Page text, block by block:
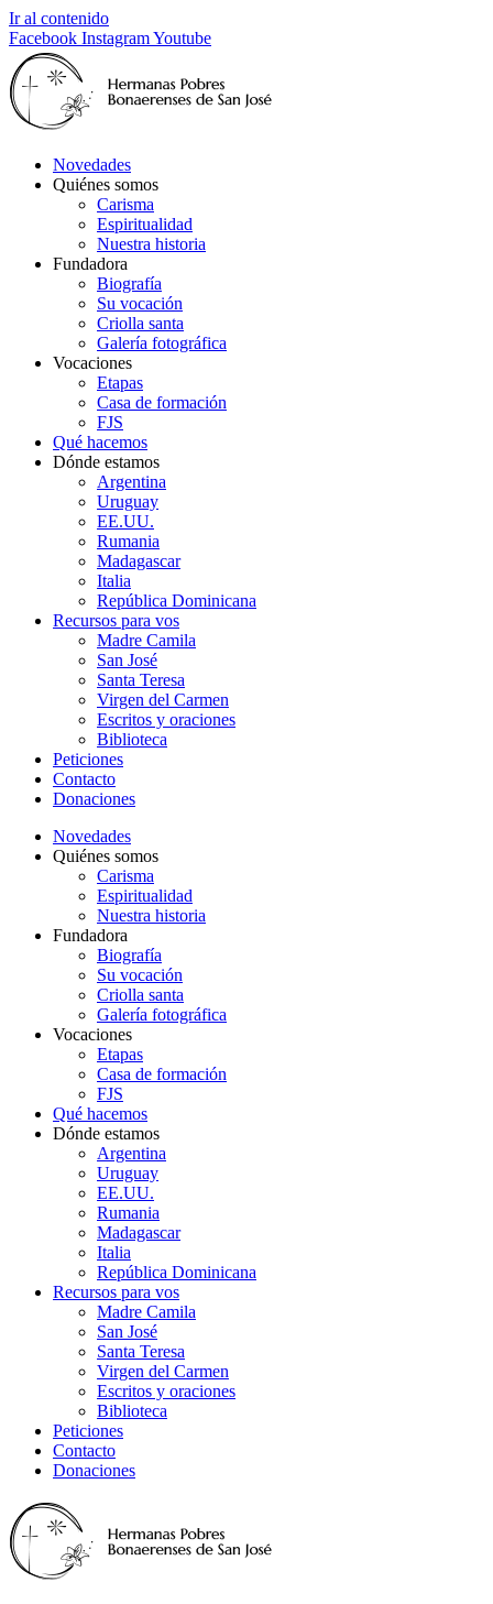
Ir al contenido
Facebook InstagramYoutube
Novedades
Quiénes somos
Carisma
Espiritualidad
Nuestra historia
Fundadora
Biografía
Su vocación
Criolla santa
Galería fotográfica
Vocaciones
Etapas
Casa de formación
FJS
Qué hacemos
Dónde estamos
Argentina
Uruguay
EE.UU.
Rumania
Madagascar
Italia
República Dominicana
Recursos para vos
Madre Camila
San José
Santa Teresa
Virgen del Carmen
Escritos y oraciones
Biblioteca
Peticiones
Contacto
Donaciones
Novedades
Quiénes somos
Carisma
Espiritualidad
Nuestra historia
Fundadora
Biografía
Su vocación
Criolla santa
Galería fotográfica
Vocaciones
Etapas
Casa de formación
FJS
Qué hacemos
Dónde estamos
Argentina
Uruguay
EE.UU.
Rumania
Madagascar
Italia
República Dominicana
Recursos para vos
Madre Camila
San José
Santa Teresa
Virgen del Carmen
Escritos y oraciones
Biblioteca
Peticiones
Contacto
Donaciones